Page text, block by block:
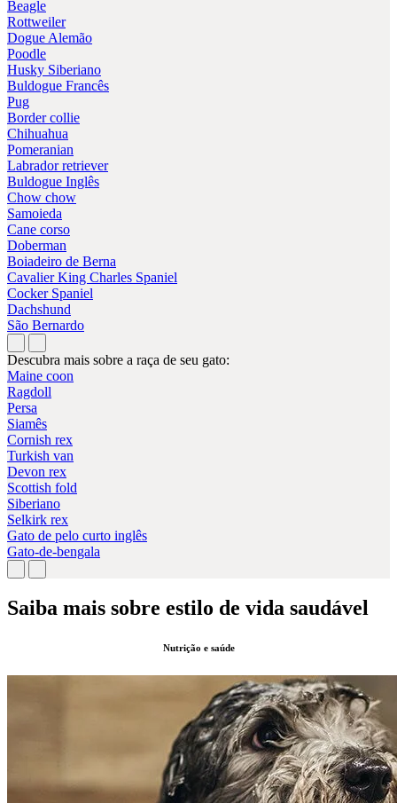
Beagle
Rottweiler
Dogue Alemão
Poodle
Husky Siberiano
Buldogue Francês
Pug
Border collie
Chihuahua
Pomeranian
Labrador retriever
Buldogue Inglês
Chow chow
Samoieda
Cane corso
Doberman
Boiadeiro de Berna
Cavalier King Charles Spaniel
Cocker Spaniel
Dachshund
São Bernardo
Descubra mais sobre a raça de seu gato:
Maine coon
Ragdoll
Persa
Siamês
Cornish rex
Turkish van
Devon rex
Scottish fold
Siberiano
Selkirk rex
Gato de pelo curto inglês
Gato-de-bengala
Saiba mais sobre estilo de vida saudável
Nutrição e saúde